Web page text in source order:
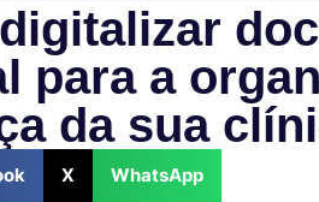
para a
da sua
X WhatsApp